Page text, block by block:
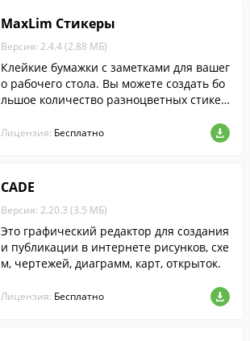
MaxLim Стикеры
Версия: 2.4.4 (2.88 МБ)
Клейкие бумажки с заметками для вашег
о рабочего стола. Вы можете создать бо
льшое количество разноцветных стикер
екст стикеров сохраняется автоматичес
Лицензия: Бесплатно
CADE
Версия: 2.20.3 (3.5 МБ)
Это графический редактор для создания
и публикации в интернете рисунков, схе
м, чертежей, диаграмм, карт, открыток.
Лицензия: Бесплатно